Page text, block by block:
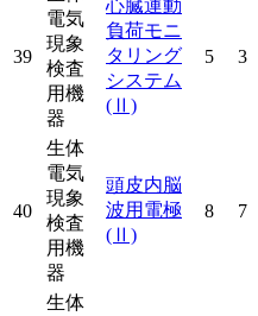
39
電気
現象
検査
用機
器
心臓運動
負荷モニ
タリング
システム
(Ⅱ)
5 3
40
生体
電気
現象
検査
用機
器
頭皮内脳
波用電極
(Ⅱ)
8 7
生体